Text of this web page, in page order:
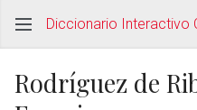
Diccionario Interactivo
Rodríguez de